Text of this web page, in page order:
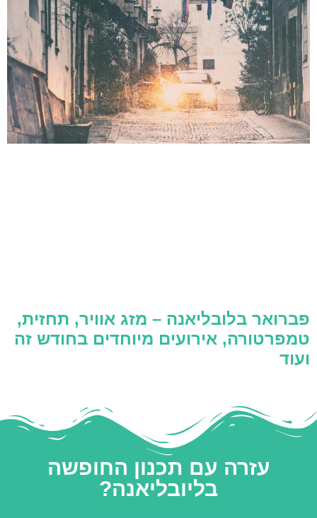
פברואר בלובליאנה – מזג אוויר, תחזית,
טמפרטורה, אירועים מיוחדים בחודש זה
ועוד
עזרה עם תכנון החופשה
בליובליאנה?